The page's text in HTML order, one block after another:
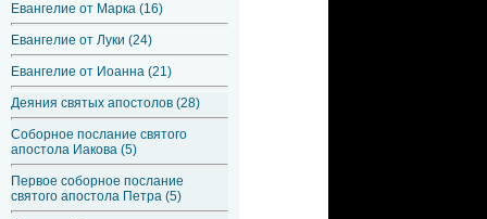
Евангелие от Марка (16)
Евангелие от Луки (24)
Евангелие от Иоанна (21)
Деяния святых апостолов (28)
Соборное послание святого
апостола Иакова (5)
Первое соборное послание
святого апостола Петра (5)